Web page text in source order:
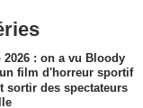
2026 : on a vu Bloody
film d'horreur sportif
sortir des spectateurs